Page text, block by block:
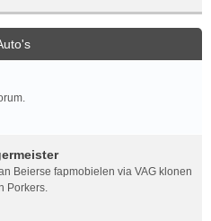
Beierse fapmobielen via VAG klonen
Porkers.